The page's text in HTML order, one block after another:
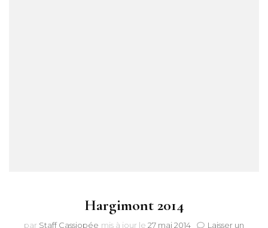
Hargimont 2014
par Staff Cassiopée mis à jour le 27 mai 2014 Laisser un